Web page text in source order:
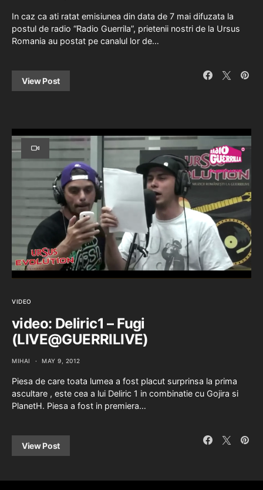
In caz ca ati ratat emisiunea din data de 7 mai difuzata la
postul de radio “Radio Guerrila”, prietenii nostri de la Ursus
Romania au postat pe canalul lor de…
View Post
VIDEO
video: Deliric1 – Fugi
(LIVE@GUERRILIVE)
MIHAI MAY 9, 2012
Piesa de care toata lumea a fost placut surprinsa la prima
ascultare , este cea a lui Deliric 1 in combinatie cu Gojira si
PlanetH. Piesa a fost in premiera…
View Post